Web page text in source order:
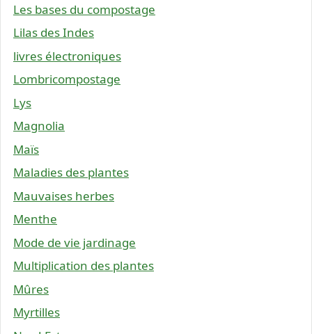
Les bases du compostage
Lilas des Indes
livres électroniques
Lombricompostage
Lys
Magnolia
Maïs
Maladies des plantes
Mauvaises herbes
Menthe
Mode de vie jardinage
Multiplication des plantes
Mûres
Myrtilles